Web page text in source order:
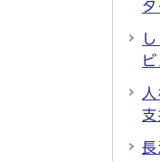
タ
支
長